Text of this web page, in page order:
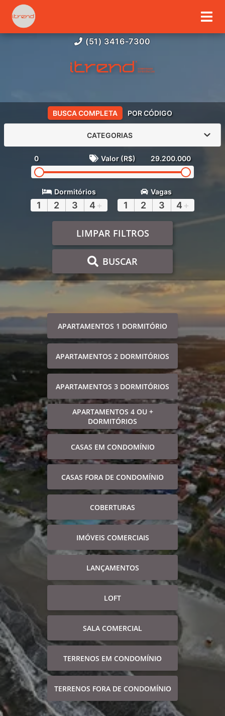
(51) 3416-7300
BUSCA COMPLETA POR CÓDIGO
CATEGORIAS
0 Valor (R$) 29.200.000
Dormitórios
1 2 3 4 +
Vagas
1 2 3 4 +
LIMPAR FILTROS
BUSCAR
APARTAMENTOS 1 DORMITÓRIO
APARTAMENTOS 2 DORMITÓRIOS
APARTAMENTOS 3 DORMITÓRIOS
APARTAMENTOS 4 OU +
DORMITÓRIOS
CASAS EM CONDOMÍNIO
CASAS FORA DE CONDOMÍNIO
COBERTURAS
IMÓVEIS COMERCIAIS
LANÇAMENTOS
LOFT
SALA COMERCIAL
TERRENOS EM CONDOMÍNIO
TERRENOS FORA DE CONDOMÍNIO